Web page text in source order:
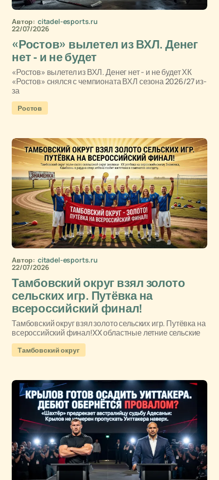
Автор: citadel-esports.ru
22/07/2026
«Ростов» вылетел из ВХЛ. Денег
нет - и не будет
«Ростов» вылетел из ВХЛ. Денег нет - и не будет ХК
«Ростов» снялся с чемпионата ВХЛ сезона 2026/27 из-
за
Ростов
Автор: citadel-esports.ru
22/07/2026
Тамбовский округ взял золото
сельских игр. Путёвка на
всероссийский финал!
Тамбовский округ взял золото сельских игр. Путёвка на
всероссийский финал!XX областные летние сельские
Тамбовский округ